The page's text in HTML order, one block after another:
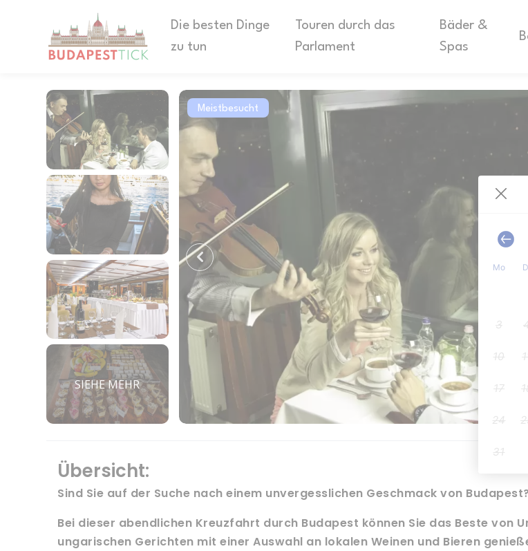
Die besten Dinge
zu tun
Touren durch das
Parlament
Bäder &
Spas
SIEHE MEHR
Meistbesucht
Übersicht:
Sind Sie auf der Suche nach einem unvergesslichen Geschmack von
Bei dieser abendlichen Kreuzfahrt durch Budapest können Sie das Beste
ungarischen Gerichten mit einer Auswahl an lokalen Weinen und Bieren